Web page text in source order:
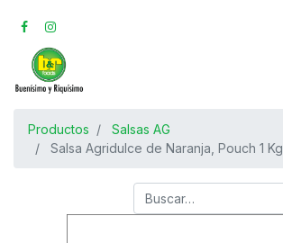
Productos
Salsas AG
Salsa Agridulce de Naranja, Pouch 1 Kg